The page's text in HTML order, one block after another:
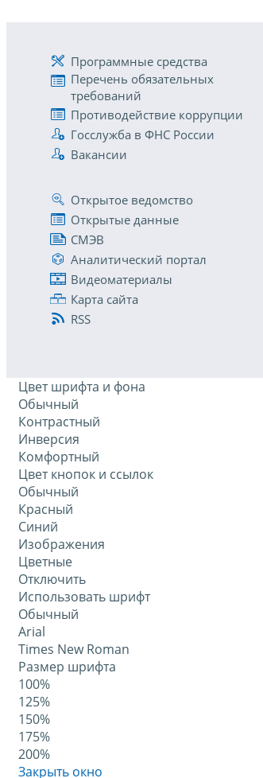
Программные средства
Перечень обязательных
требований
Противодействие коррупции
Госслужба в ФНС России
Вакансии
Открытое ведомство
Открытые данные
СМЭВ
Аналитический портал
Видеоматериалы
Карта сайта
RSS
Цвет шрифта и фона
Обычный
Контрастный
Инверсия
Комфортный
Цвет кнопок и ссылок
Обычный
Красный
Синий
Изображения
Цветные
Отключить
Использовать шрифт
Обычный
Arial
Times New Roman
Размер шрифта
100%
125%
150%
175%
200%
Закрыть окно